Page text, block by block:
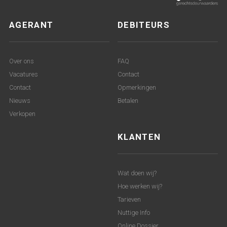
AGERANT
Over ons
Vacatures
Contact
Nieuws
Verkopen
DEBITEURS
FAQ
Contact
Opmerkingen
Betalen
KLANTEN
Wat doen wij?
Hoe werken wij?
Tarieven
Nuttige Info